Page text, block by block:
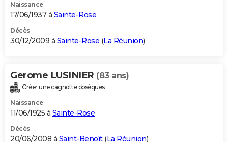
Naissance
17/06/1937 à Sainte-Rose
Décès
30/12/2009 à Sainte-Rose (La Réunion)
Gerome LUSINIER (83 ans)
Créer une cagnotte obsèques
Naissance
11/06/1925 à Sainte-Rose
Décès
20/06/2008 à Saint-Benoît(La Réunion)